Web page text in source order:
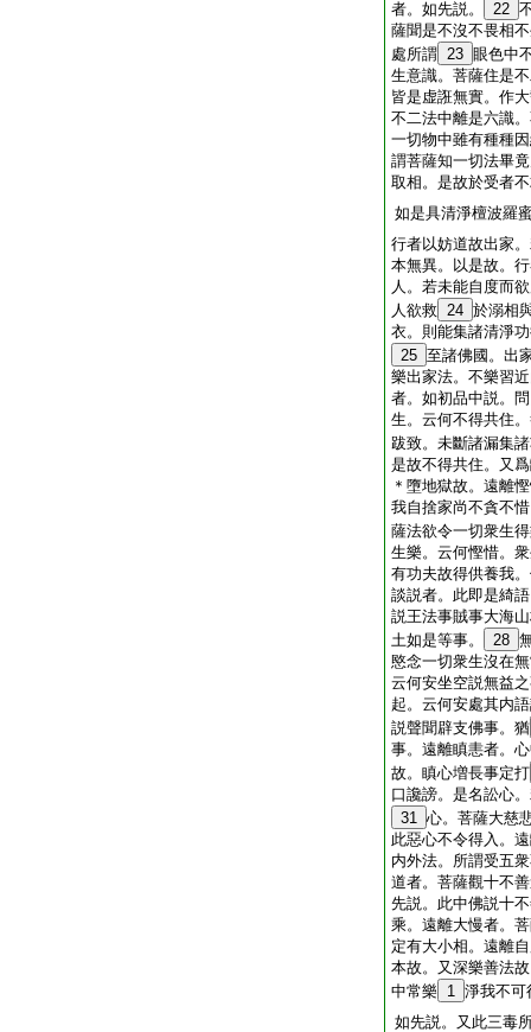
者。如先説。 22
薩聞是不沒不畏相
處所謂 23 眼色中
生意識。菩薩住是
皆是虚誑無實。作
不二法中離是六識
一切物中雖有種種
謂菩薩知一切法畢
取相。是故於受者
如是具清淨檀波羅
行者以妨道故出家
本無異。以是故。
人。若未能自度而
人欲救 24 於溺相
衣。則能集諸清淨
25 至諸佛國。出
樂出家法。不樂習
者。如初品中説。
生。云何不得共住
跋致。未斷諸漏集
是故不得共住。又
＊墮地獄故。遠離
我自捨家尚不貪不
薩法欲令一切衆生
生樂。云何慳惜。
有功夫故得供養我
談説者。此即是綺
説王法事賊事大海
土如是等事。
28
愍念一切衆生沒在
云何安坐空説無益
起。云何安處其内
説聲聞辟支佛事。猶
事。遠離瞋恚者。
故。瞋心増長事定打
口讒謗。是名訟心
31 心。菩薩大慈
此惡心不令得入。
内外法。所謂受五
道者。菩薩觀十不
先説。此中佛説十
乘。遠離大慢者。
定有大小相。遠離
本故。又深樂善法
中常樂 1 淨我不可
如先説。又此三毒